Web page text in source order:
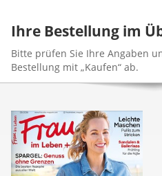
Ihre Bestellung im
Bitte prüfen Sie Ihre Angaben
Bestellung mit „Kaufen“ ab.